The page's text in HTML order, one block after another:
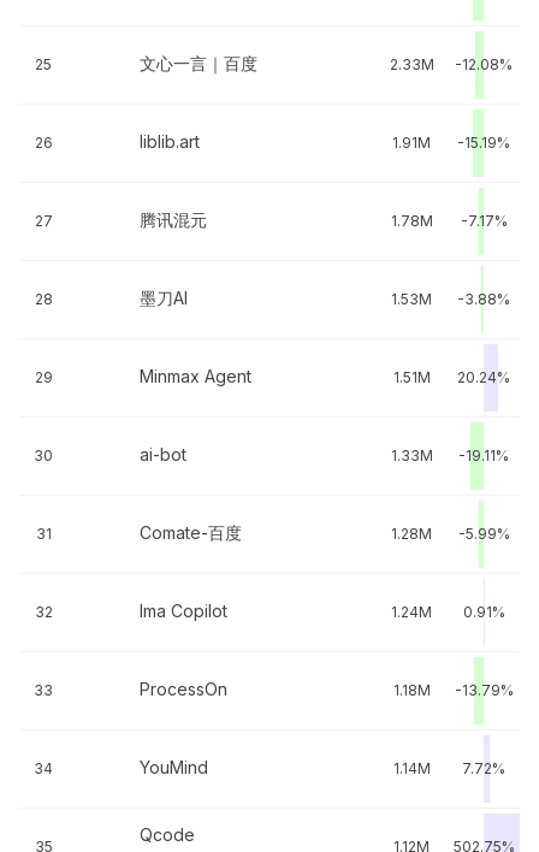
25 文心一言｜百度 2.33M -12.08%
26 liblib.art 1.91M -15.19%
27 腾讯混元 1.78M -7.17%
28 墨刀AI 1.53M -3.88%
29 Minmax Agent 1.51M 20.24%
30 ai-bot 1.33M -19.11%
31 Comate-百度 1.28M -5.99%
32 Ima Copilot 1.24M 0.91%
33 ProcessOn 1.18M -13.79%
34 YouMind 1.14M 7.72%
35
Qcode
1.12M 502.75%